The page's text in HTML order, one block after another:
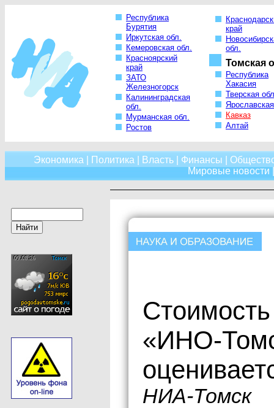
Республика
Бурятия
Иркутская обл.
Кемеровская обл.
Красноярский
край
ЗАТО
Железногорск
Калининградская
обл.
Мурманская обл.
Ростов
край
обл.
Томская
Республика
Хакасия
Тверская
Кавказ
Алтай
Экономика Политика Власть Финансы
Мировые новости
«ИНО-
НИА-Томск